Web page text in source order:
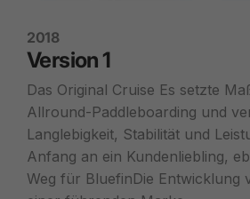
2018
Version 1
Das Original Cruise Es setzte
Allround-Paddleboarding und
Langlebigkeit, Stabilität und
Anfang an ein Kundenliebling,
Weg für BluefinDie Entwicklung